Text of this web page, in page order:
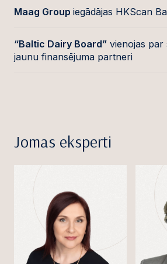
Maag Group iegādājas HKScan
“Baltic Dairy Board” vienojas
jaunu finansējuma partneri
Jomas eksperti